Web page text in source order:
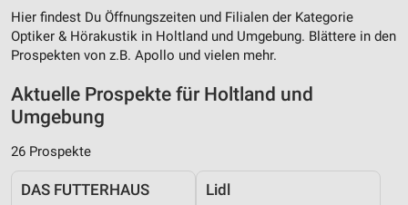
Hier findest Du Öffnungszeiten und Filialen der Kategorie
Optiker & Hörakustik in Holtland und Umgebung. Blättere in den
Prospekten von z.B. Apollo und vielen mehr.
Aktuelle Prospekte für Holtland und
Umgebung
26 Prospekte
DAS FUTTERHAUS Lidl